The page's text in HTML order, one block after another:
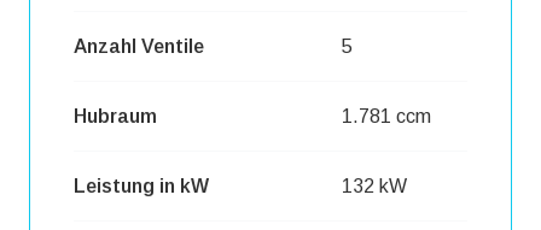
Anzahl Ventile 5
Hubraum 1.781 ccm
Leistung in kW 132 kW